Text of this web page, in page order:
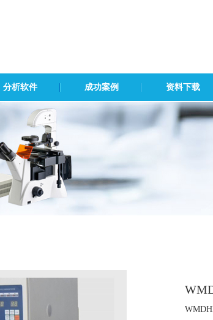
分析软件 成功案例 资料下载